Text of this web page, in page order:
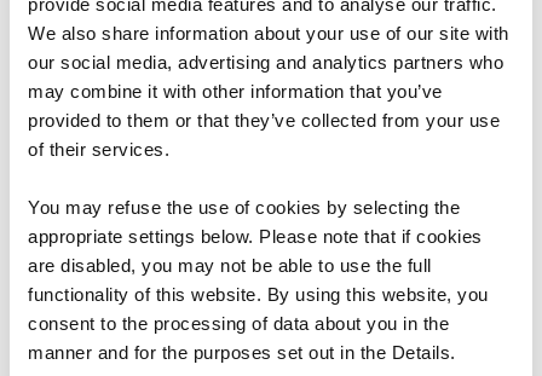
We also share information about your use of our site with
our social media, advertising and analytics partners who
may combine it with other information that you’ve
provided to them or that they’ve collected from your use
of their services.
You may refuse the use of cookies by selecting the
appropriate settings below. Please note that if cookies
are disabled, you may not be able to use the full
functionality of this website. By using this website, you
consent to the processing of data about you in the
manner and for the purposes set out in the Details.
Mae’r Comisiwn o’r farn mai dim ond “cydgyffwrdd” yw
etholaethau os oes modd teithio drwyddi heb orfod
gadael yr etholaeth.
Er enghraifft, nid oedd y Comisiwn yn ystyried Ynys Môn a
Dwyfor Meirionnydd yn bâr hyfyw gan nad oes modd
Fangor Aberconwy.
Bu’r Comisiwn hefyd yn ystyried cysylltiadau lleol, megis
hanes a rennir, y Gymraeg, ac ystyriaethau economaidd-
gymdeithasol mewn ymgais i greu etholaethau sy’n teimlo
mor naturiol â phosibl i bobl ledled Cymru.